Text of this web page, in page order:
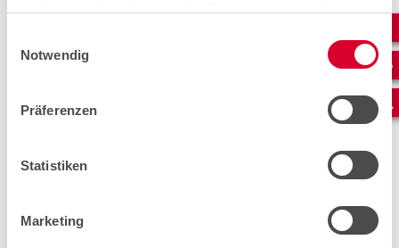
im Rahmen Ihrer Nutzung der Dienste gesammelt haben.
Notwendig
Präferenzen
Statistiken
Marketingcablex berät Kundinnen und Kunden am